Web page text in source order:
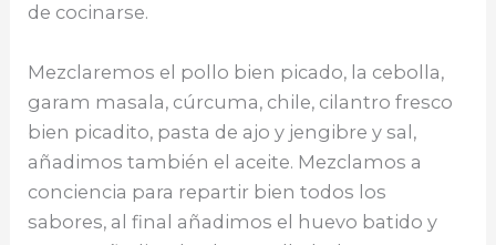
de cocinarse.
Mezclaremos el pollo bien picado, la cebolla,
garam masala, cúrcuma, chile, cilantro fresco
bien picadito, pasta de ajo y jengibre y sal,
añadimos también el aceite. Mezclamos a
conciencia para repartir bien todos los
sabores, al final añadimos el huevo batido y